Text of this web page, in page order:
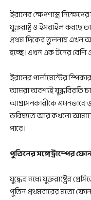
ইরানের ক্ষেপণাস্ত্র
যুক্তরাষ্ট্র ও ইসরাইল করছে
প্রথম দিকের তুলনায় এখন
হচ্ছে। এখন এক টনের বেশি
ইরানের পার্লামেন্টের
আমরা অবশ্যই যুদ্ধবিরতি
আগ্রাসনকারীকে এমনভাবে
ভবিষ্যতে আর কখনো
পারে।
পুতিনের সঙ্গে ট্রাম্পের
যুদ্ধের মধ্যে যুক্তরাষ্ট্রের
পুতিন প্রথমবারের মতো